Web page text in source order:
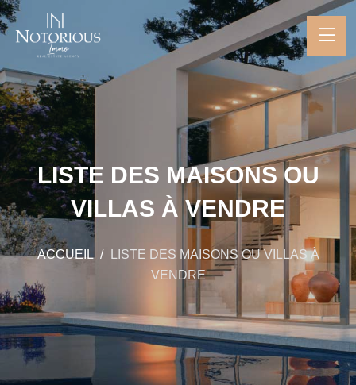
LISTE DES MAISONS OU
VILLAS À VENDRE
ACCUEIL
LISTE DES MAISONS OU VILLAS À
VENDRE